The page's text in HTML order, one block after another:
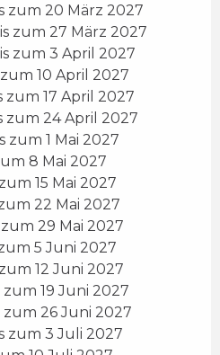
zum 20 März 2027
zum 27 März 2027
zum 3 April 2027
10 April 2027
zum 17 April 2027
zum 24 April 2027
zum 1 Mai 2027
8 Mai 2027
15 Mai 2027
22 Mai 2027
29 Mai 2027
5 Juni 2027
12 Juni 2027
19 Juni 2027
zum 26 Juni 2027
zum 3 Juli 2027